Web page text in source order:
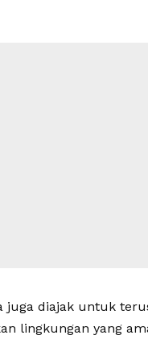
juga diajak untuk
lingkungan yang